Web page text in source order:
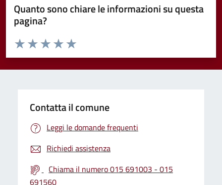
Quanto sono chiare le informazioni su questa
pagina?
Valuta da 1 a 5 stelle la pagina
Valuta 5 stelle su 5
Valuta 4 stelle su 5
Valuta 3 stelle su 5
Valuta 2 stelle su 5
Valuta 1 stelle su 5
Contatta il comune
Leggi le domande frequenti
Richiedi assistenza
Chiama il numero 015 691003 - 015
691560